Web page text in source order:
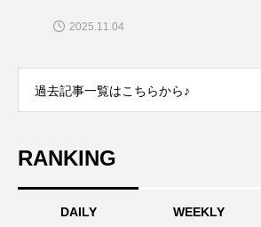
2025.11.04
過去記事一覧はこちらから♪
RANKING
DAILY WEEKLY